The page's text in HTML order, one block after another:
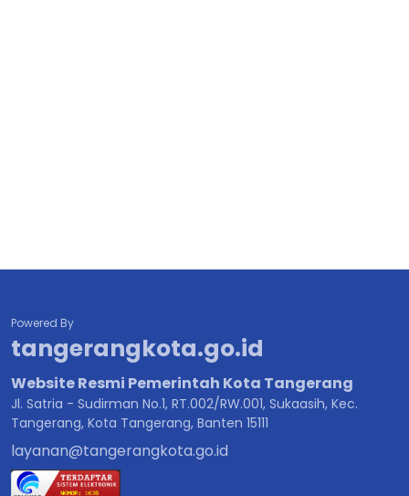
Powered By
tangerangkota.go.id
Website Resmi Pemerintah Kota Tangerang
Jl. Satria - Sudirman No.1, RT.002/RW.001, Sukaasih, Kec.
Tangerang, Kota Tangerang, Banten 15111
layanan@tangerangkota.go.id